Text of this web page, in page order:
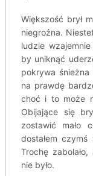
Większość brył
niegroźna.
ludzie
by uniknąć
pokrywa
na prawdę
choć i to może
Obijające się
zostawić mało
dostałem
Trochę
nie było.